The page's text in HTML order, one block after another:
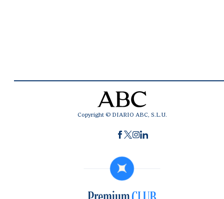
Copyright © DIARIO ABC, S.L.U.